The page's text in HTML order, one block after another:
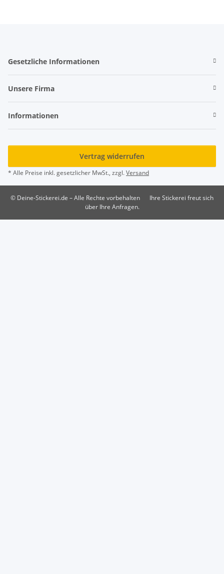
Gesetzliche Informationen
Unsere Firma
Informationen
Vertrag widerrufen
* Alle Preise inkl. gesetzlicher MwSt., zzgl.Versand
© Deine-Stickerei.de – Alle Rechte vorbehalten
Ihre Stickerei freut sich
über Ihre Anfragen.